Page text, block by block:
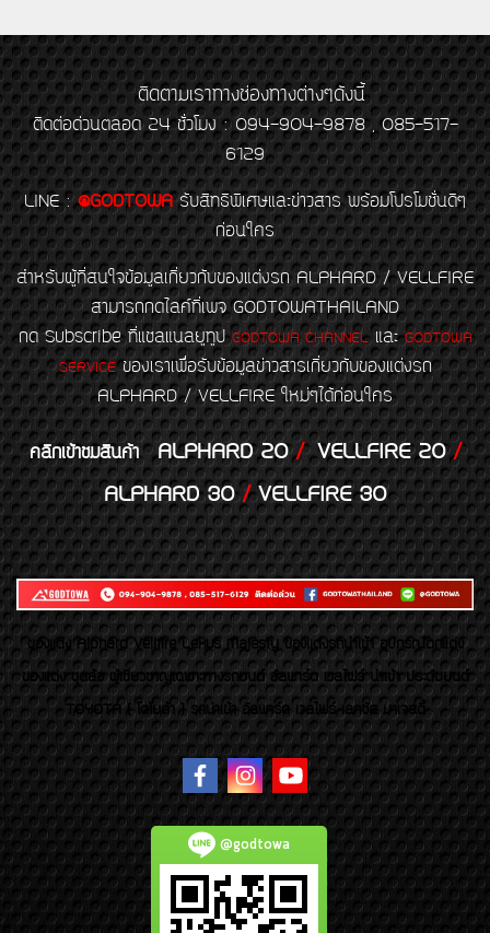
ติดตามเราทางช่องทางต่างๆดังนี้
ติดต่อด่วนตลอด 24 ชั่วโมง : 094-904-9878 , 085-517-
6129
LINE : @GODTOWA รับสิทธิพิเศษและข่าวสาร พร้อมโปรโมชั่นดีๆ
ก่อนใคร
สำหรับผู้ที่สนใจข้อมูลเกี่ยวกับของแต่งรถ ALPHARD / VELLFIRE
สามารถกดไลค์ที่เพจ GODTOWATHAILAND
กด Subscribe ที่แชลแนลยูทูป GODTOWA CHANNELและGODTOWA
SERVICEของเราเพื่อรับข้อมูลข่าวสารเกี่ยวกับของแต่งรถ
ALPHARD / VELLFIRE ใหม่ๆได้ก่อนใคร
คลิกเข้าชมสินค้า ALPHARD 20/VELLFIRE 20/
ALPHARD 30/VELLFIRE 30
ของเเต่ง Alphard Vellfire Lexus Majesty ของเเต่งรถนำเข้า อุปกรณ์ตกแต่ง
ของแต่ง ชุดล้อ ผู้เชี่ยวชาญเฉพาะทางรถยนต์ อัลพาร์ด เวลไฟร์ นำเข้า ประดับยนต์
TOYOTA ( โตโยต้า ) รถนำเข้า อัลพาร์ด เวลไฟร์ เลกซัส มาเจสตี้
@godtowa